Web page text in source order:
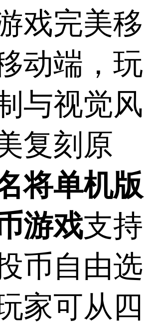
戏完美移
动端，玩
与视觉风
复刻原
将单机版
游戏支持
币自由选
家可从四